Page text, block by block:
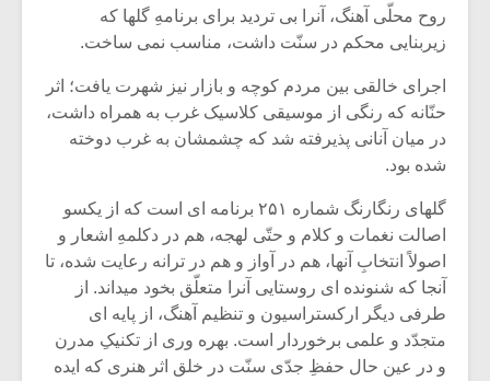
روح محلّی آهنگ، آنرا بی تردید برای برنامهِ گلها که
زیربنایی محکم در سنّت داشت، مناسب نمی ساخت.
اجرای خالقی بین مردم کوچه و بازار نیز شهرت یافت؛ اثر
حنّانه که رنگی از موسیقی کلاسیک غرب به همراه داشت،
در میان آنانی پذیرفته شد که چشمشان به غرب دوخته
شده بود.
گلهای رنگارنگ شماره ۲۵۱ برنامه ای است که از یکسو
اصالت نغمات و کلام و حتّی لهجه، هم در دکلمهِ اشعار و
اصولاً انتخابِ آنها، هم در آواز و هم در ترانه رعایت شده، تا
آنجا که شنونده ای روستایی آنرا متعلّق بخود میداند. از
طرفی دیگر ارکستراسیون و تنظیم آهنگ، از پایه ای
متجدّد و علمی برخوردار است. بهره وری از تکنیکِ مدرن
و در عین حال حفظِ جدّی سنّت در خلق اثر هنری که ایده